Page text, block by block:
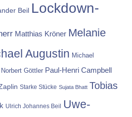
Beil Lockdown-
Matthias Kröner Melanie
Augustin Michael
Norbert Göttler Paul-Henri Campbell
Starke Stücke Sujata Bhatt Tobias
Ulrich Johannes Beil
Uwe-